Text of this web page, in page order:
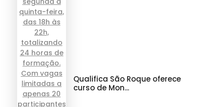
Qualifica São Roque oferece
curso de Mon...